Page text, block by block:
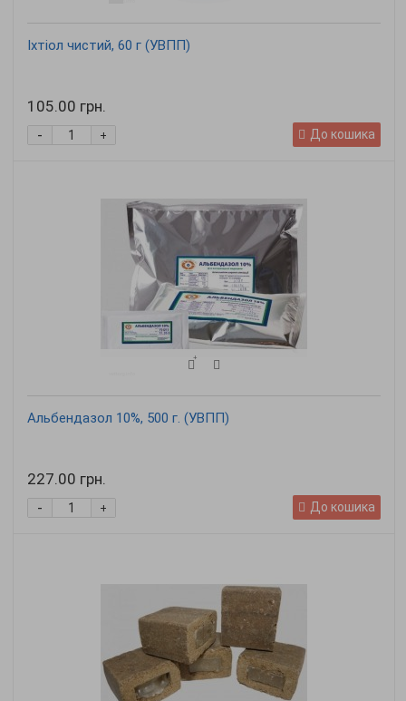
Іхтіол чистий, 60 г (УВПП)
105.00 грн.
+
- До кошика
Альбендазол 10%, 500 г. (УВПП)
227.00 грн.
+
- До кошика